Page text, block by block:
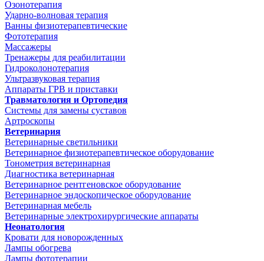
Озонотерапия
Ударно-волновая терапия
Ванны физиотерапевтические
Фототерапия
Массажеры
Тренажеры для реабилитации
Гидроколонотерапия
Ультразвуковая терапия
Аппараты ГРВ и приставки
Травматология и Ортопедия
Системы для замены суставов
Артроскопы
Ветеринария
Ветеринарные светильники
Ветеринарное физиотерапевтическое оборудование
Тонометрия ветеринарная
Диагностика ветеринарная
Ветеринарное рентгеновское оборудование
Ветеринарное эндоскопическое оборудование
Ветеринарная мебель
Ветеринарные электрохирургические аппараты
Неонатология
Кровати для новорожденных
Лампы обогрева
Лампы фототерапии